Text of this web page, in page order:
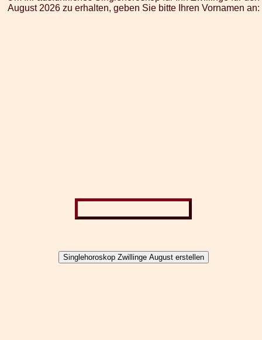
August 2026 zu erhalten, geben Sie bitte Ihren Vornamen an: